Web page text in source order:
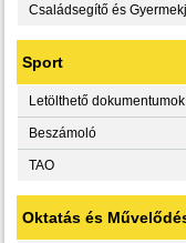
Családsegítő és
Sport
Letölthető dokumentumok
Beszámoló
TAO
Oktatás és